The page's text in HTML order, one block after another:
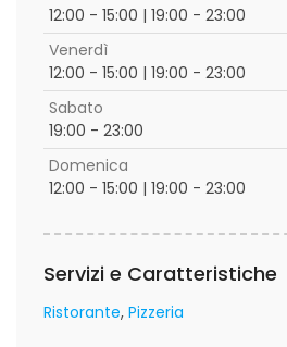
12:00 - 15:00 | 19:00 - 23:00
Venerdì
12:00 - 15:00 | 19:00 - 23:00
Sabato
19:00 - 23:00
Domenica
12:00 - 15:00 | 19:00 - 23:00
Servizi e Caratteristiche
Ristorante Pizzeria